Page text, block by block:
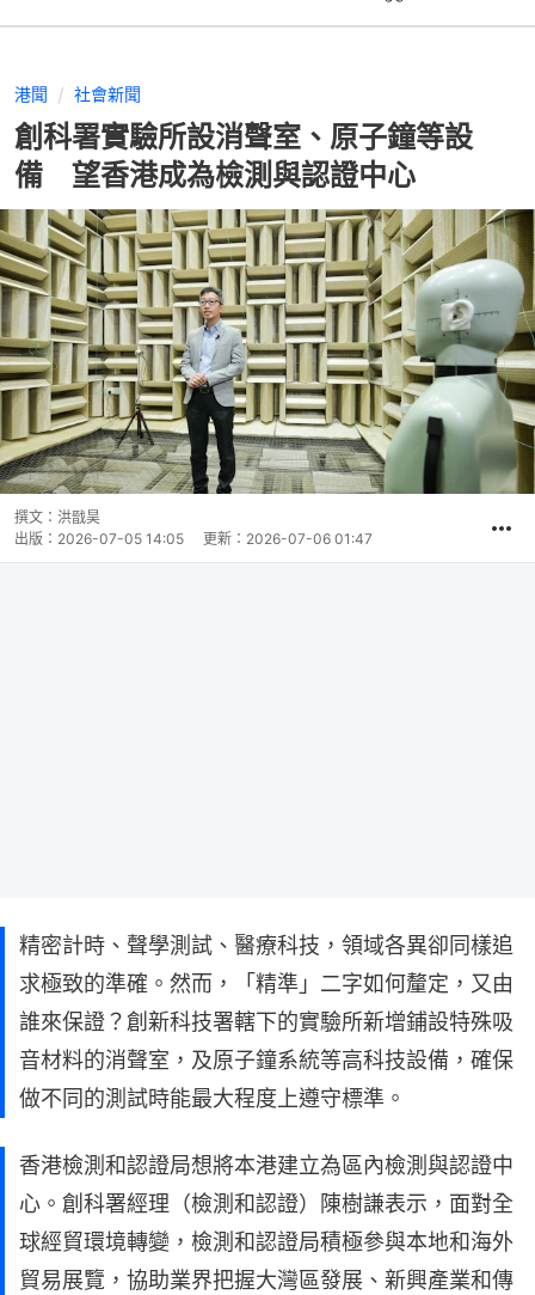
港聞 社會新聞
創科署實驗所設消聲室、原子鐘等設
備 望香港成為檢測與認證中心
撰文： 洪戩昊
出版： 2026-07-05 14:05 更新： 2026-07-06 01:47
精密計時、聲學測試、醫療科技，領域各異卻同樣追
求極致的準確。然而，「精準」二字如何釐定，又由
誰來保證？創新科技署轄下的實驗所新增鋪設特殊吸
音材料的消聲室，及原子鐘系統等高科技設備，確保
做不同的測試時能最大程度上遵守標準。
香港檢測和認證局想將本港建立為區內檢測與認證中
心。創科署經理（檢測和認證）陳樹謙表示，面對全
球經貿環境轉變，檢測和認證局積極參與本地和海外
貿易展覽，協助業界把握大灣區發展、新興產業和傳